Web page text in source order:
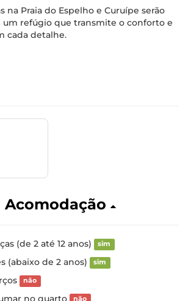
na Praia do Espelho e Curuípe serão
um refúgio que transmite o conforto e
cada detalhe.
Acomodação
(de 2 até 12 anos) sim
(abaixo de 2 anos) sim
não
no quarto não